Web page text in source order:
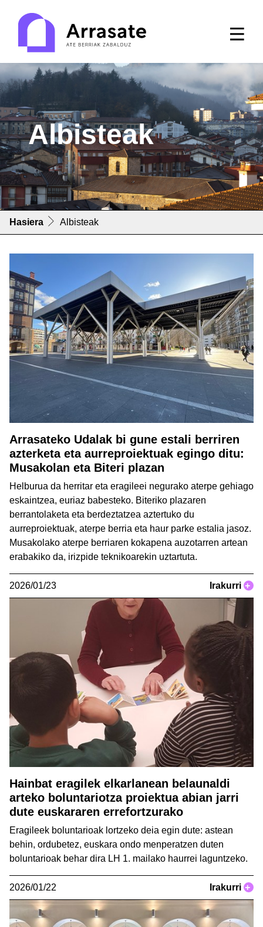
Albisteak
Hasiera Albisteak
Arrasateko Udalak bi gune estali berriren
azterketa eta aurreproiektuak egingo ditu:
Musakolan eta Biteri plazan
Helburua da herritar eta eragileei negurako aterpe gehiago
eskaintzea, euriaz babesteko. Biteriko plazaren
berrantolaketa eta berdeztatzea aztertuko du
aurreproiektuak, aterpe berria eta haur parke estalia jasoz.
Musakolako aterpe berriaren kokapena auzotarren artean
erabakiko da, irizpide teknikoarekin uztartuta.
2026/01/23 Irakurri +
Hainbat eragilek elkarlanean belaunaldi
arteko boluntariotza proiektua abian jarri
dute euskararen errefortzurako
Eragileek boluntarioak lortzeko deia egin dute: astean
behin, ordubetez, euskara ondo menperatzen duten
boluntarioak behar dira LH 1. mailako haurrei laguntzeko.
2026/01/22 Irakurri +